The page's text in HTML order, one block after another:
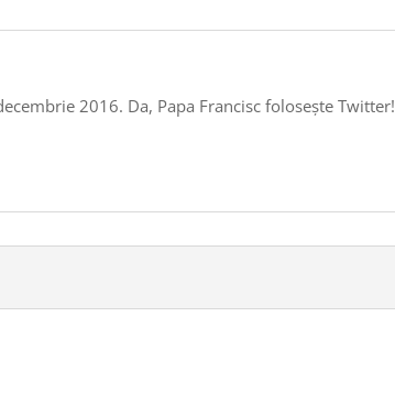
2016. Da, Papa Francisc folosește Twitter!